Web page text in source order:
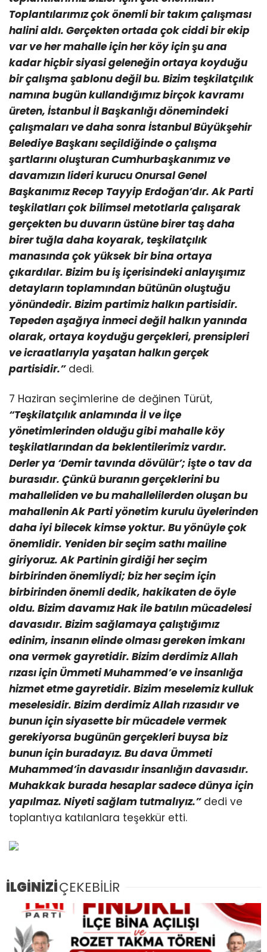
Toplantılarımız çok önemli bir takım çalışması
halini aldı. Gerçekten ortada çok ciddi bir ekip
var ve her mahalle için her köy için şu ana
kadar hiçbir siyasi geleneğin ortaya koyduğu
bir çalışma şablonu değil bu. Bizim teşkilatçılık
namına bugün kullandığımız birçok kavramı
üreten, İstanbul İl Başkanlığı dönemindeki
çalışmaları ve daha sonra İstanbul Büyükşehir
Belediye Başkanı seçildiğinde o çalışma
şartlarını oluşturan Cumhurbaşkanımız ve
davamızın lideri kurucu Onursal Genel
Başkanımız Recep Tayyip Erdoğan’dır. Ak Parti
teşkilatları çok bilimsel metotlarla çalışarak
gerçekten bu duvarın üstüne birer taş daha
birer tuğla daha koyarak, teşkilatçılık
manasında çok yüksek bir bina ortaya
çıkardılar. Bizim bu iş içerisindeki anlayışımız
detayların toplamından bütünün oluştuğu
yönündedir. Bizim partimiz halkın partisidir.
Tepeden aşağıya inmeci değil halkın yanında
olarak, ortaya koyduğu gerçekleri, prensipleri
ve icraatlarıyla yaşatan halkın gerçek
partisidir.”dedi.
7 Haziran seçimlerine de değinen Türüt,
“Teşkilatçılık anlamında İl ve İlçe
yönetimlerinden olduğu gibi mahalle köy
teşkilatlarından da beklentilerimiz vardır.
Derler ya ‘Demir tavında dövülür’; işte o tav da
burasıdır. Çünkü buranın gerçeklerini bu
mahalleliden ve bu mahallelilerden oluşan bu
mahallenin Ak Parti yönetim kurulu üyelerinden
daha iyi bilecek kimse yoktur. Bu yönüyle çok
önemlidir. Yeniden bir seçim sathı mailine
giriyoruz. Ak Partinin girdiği her seçim
birbirinden önemliydi; biz her seçim için
birbirinden önemli dedik, hakikaten de öyle
oldu. Bizim davamız Hak ile batılın mücadelesi
davasıdır. Bizim sağlamaya çalıştığımız
edinim, insanın elinde olması gereken imkanı
ona vermek gayretidir. Bizim derdimiz Allah
rızası için Ümmeti Muhammed’e ve insanlığa
hizmet etme gayretidir. Bizim meselemiz kulluk
meselesidir. Bizim derdimiz Allah rızasıdır ve
bunun için siyasette bir mücadele vermek
gerekiyorsa bugünün gerçekleri buysa biz
bunun için buradayız. Bu dava Ümmeti
Muhammed’in davasıdır insanlığın davasıdır.
Muhakkak burada hesaplar sadece dünya için
yapılmaz. Niyeti sağlam tutmalıyız.”dedi ve
toplantıya katılanlara teşekkür etti.
İLGİNİZİÇEKEBİLİR